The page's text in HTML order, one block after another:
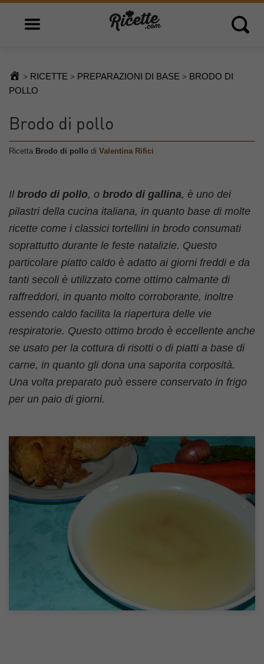
Open main menu Open
> RICETTE > PREPARAZIONI DI BASE > BRODO DI
POLLO
Brodo di pollo
Ricetta Brodo di pollo di Valentina Rifici
Il brodo di pollo, o brodo di gallina, è uno dei
pilastri della cucina italiana, in quanto base di molte
ricette come i classici tortellini in brodo consumati
soprattutto durante le feste natalizie. Questo
particolare piatto caldo è adatto ai giorni freddi e da
tanti secoli è utilizzato come ottimo calmante di
raffreddori, in quanto molto corroborante, inoltre
essendo caldo facilita la riapertura delle vie
respiratorie. Questo ottimo brodo è eccellente anche
se usato per la cottura di risotti o di piatti a base di
carne, in quanto gli dona una saporita corposità.
Una volta preparato può essere conservato in frigo
per un paio di giorni.